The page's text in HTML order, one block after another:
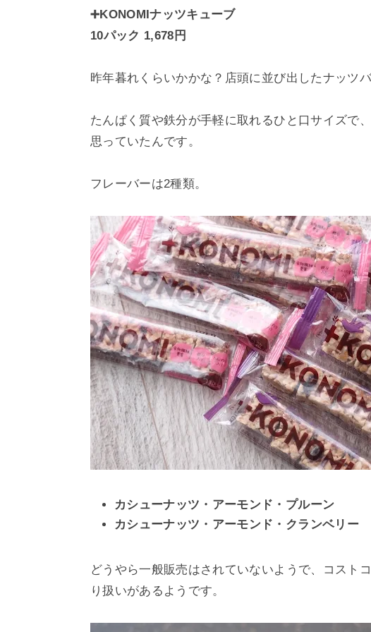
➕KONOMIナッツキューブ
10パック 1,678円
昨年暮れくらいかかな？店頭に並び出したナッツ
たんぱく質や鉄分が手軽に取れるひと口サイズで
思っていたんです。
フレーバーは2種類。
カシューナッツ・アーモンド・プルーン
カシューナッツ・アーモンド・クランベリー
どうやら一般販売はされていないようで、コスト
り扱いがあるようです。